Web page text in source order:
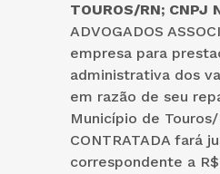
TOUROS/RN; CNPJ
ADVOGADOS
empresa para
administrativa dos
em razão de seu
Município de Touros/
CONTRATADA fará
correspondente a